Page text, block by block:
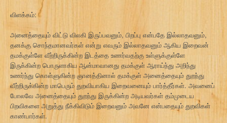
விளக்கம்:
அனைத்தையும் விட்டு விலகி இருப்பவனும், பிறப்பு என்பதே இல்லாதவனும்,
தனக்கு சொந்தமானவர்கள் என்று எவரும் இல்லாதவனும் ஆகிய இறைவன்
தமக்குள்ளே வீற்றிருக்கின்ற இடத்தை உணர்வதற்கு உள்ளுக்குள்ளே
இருக்கின்ற பொருளாகிய ஆன்மாவானது தமக்குள் ஆராய்ந்து அறிந்து
உணர்ந்து கொள்ளுகின்ற ஞானத்தினால் தமக்குள் அனைத்தையும் துறந்து
வீற்றிருக்கின்ற மாபெரும் துறவியாகிய இறைவனையும் பார்த்தீர்கள். அவனைப்
போலவே அனைத்தையும் துறந்து இருக்கின்ற அடியவர்கள் தம்முடைய
பிறவிகளை அறுத்து நீக்கிவிடும் இறைவனும் அவனே என்பதையும் துறவிகள்
காண்பார்கள்.